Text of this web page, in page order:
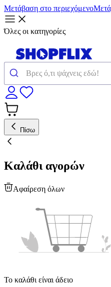
Μετάβαση στο περιεχόμενο
Όλες οι κατηγορίες
Πίσω
Καλάθι αγορών
Αφαίρεση όλων
Το καλάθι είναι άδειο